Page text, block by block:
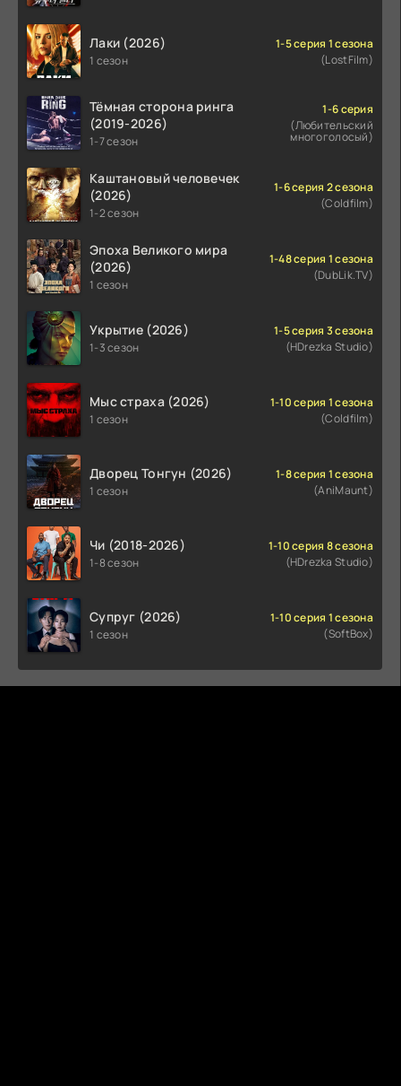
Лаки (2026)
1 сезон
1-5 серия 1 сезона
(LostFilm)
Тёмная сторона ринга
(2019-2026)
1-7 сезон
1-6 серия
(Любительский
многоголосый)
Каштановый человечек
(2026)
1-2 сезон
1-6 серия 2 сезона
(Coldfilm)
Эпоха Великого мира
(2026)
1 сезон
1-48 серия 1 сезона
(DubLik.TV)
Укрытие (2026)
1-3 сезон
1-5 серия 3 сезона
(HDrezka Studio)
Мыс страха (2026)
1 сезон
1-10 серия 1 сезона
(Coldfilm)
Дворец Тонгун (2026)
1 сезон
1-8 серия 1 сезона
(AniMaunt)
Чи (2018-2026)
1-8 сезон
1-10 серия 8 сезона
(HDrezka Studio)
Супруг (2026)
1 сезон
1-10 серия 1 сезона
(SoftBox)